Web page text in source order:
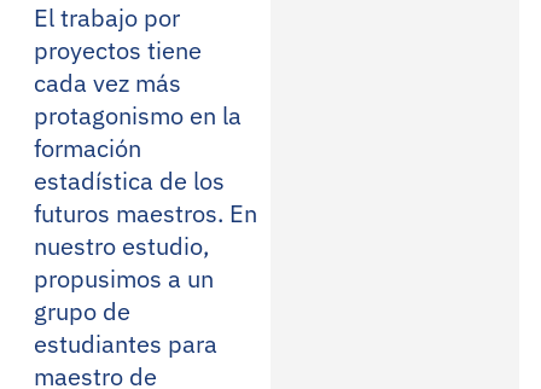
El trabajo por
proyectos tiene
cada vez más
protagonismo en la
formación
estadística de los
futuros maestros. En
nuestro estudio,
propusimos a un
grupo de
estudiantes para
maestro de